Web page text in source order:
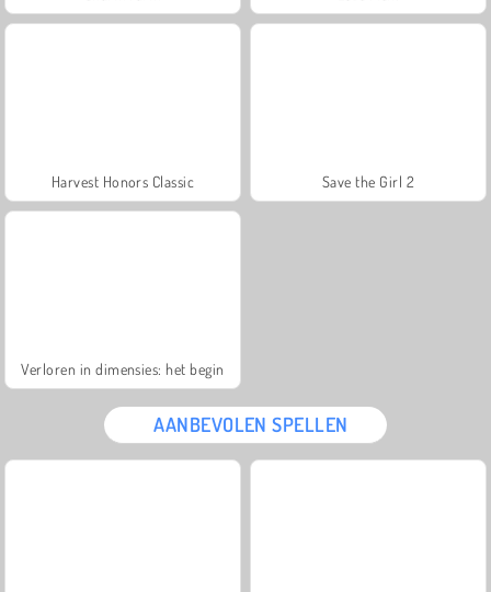
Harvest Honors Classic Save the Girl 2
Verloren in dimensies: het begin
AANBEVOLEN SPELLEN